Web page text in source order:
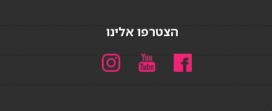
הצטרפו אלינו